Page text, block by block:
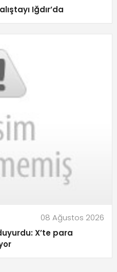
Iğdır’da
08 Ağustos 2026
X’te para